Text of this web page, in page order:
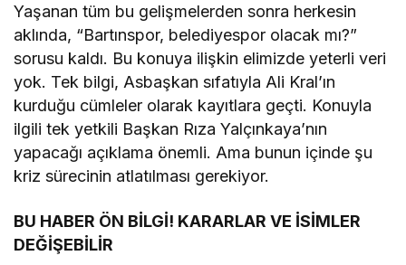
Yaşanan tüm bu gelişmelerden sonra herkesin
aklında, “Bartınspor, belediyespor olacak mı?”
sorusu kaldı. Bu konuya ilişkin elimizde yeterli veri
yok. Tek bilgi, Asbaşkan sıfatıyla Ali Kral’ın
kurduğu cümleler olarak kayıtlara geçti. Konuyla
ilgili tek yetkili Başkan Rıza Yalçınkaya’nın
yapacağı açıklama önemli. Ama bunun içinde şu
kriz sürecinin atlatılması gerekiyor.
BU HABER ÖN BİLGİ! KARARLAR VE İSİMLER
DEĞİŞEBİLİR